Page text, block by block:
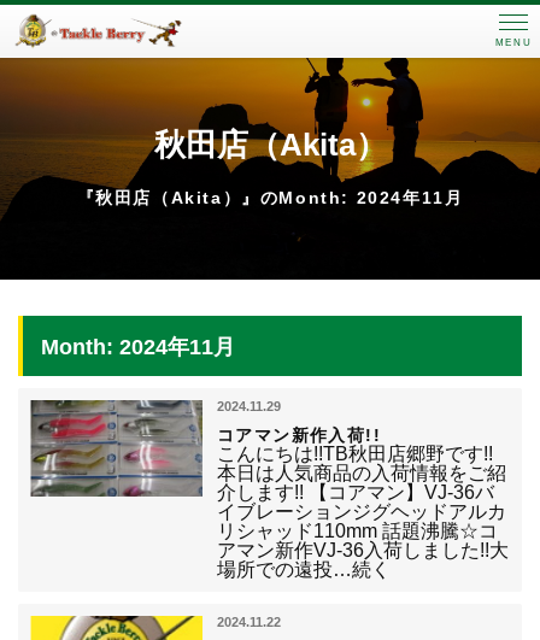
MENU
秋田店（Akita）
『秋田店（Akita）』のMonth: 2024年11月
Month: 2024年11月
2024.11.29
コアマン新作入荷!!
こんにちは!!TB秋田店郷野です!!
本日は人気商品の入荷情報をご紹
介します!! 【コアマン】VJ-36バ
イブレーションジグヘッドアルカ
リシャッド110mm 話題沸騰☆コ
アマン新作VJ-36入荷しました!!大
場所での遠投…続く
2024.11.22